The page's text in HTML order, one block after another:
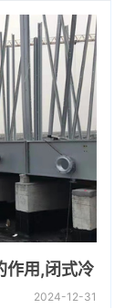
作用,闭式冷
2024-12-31